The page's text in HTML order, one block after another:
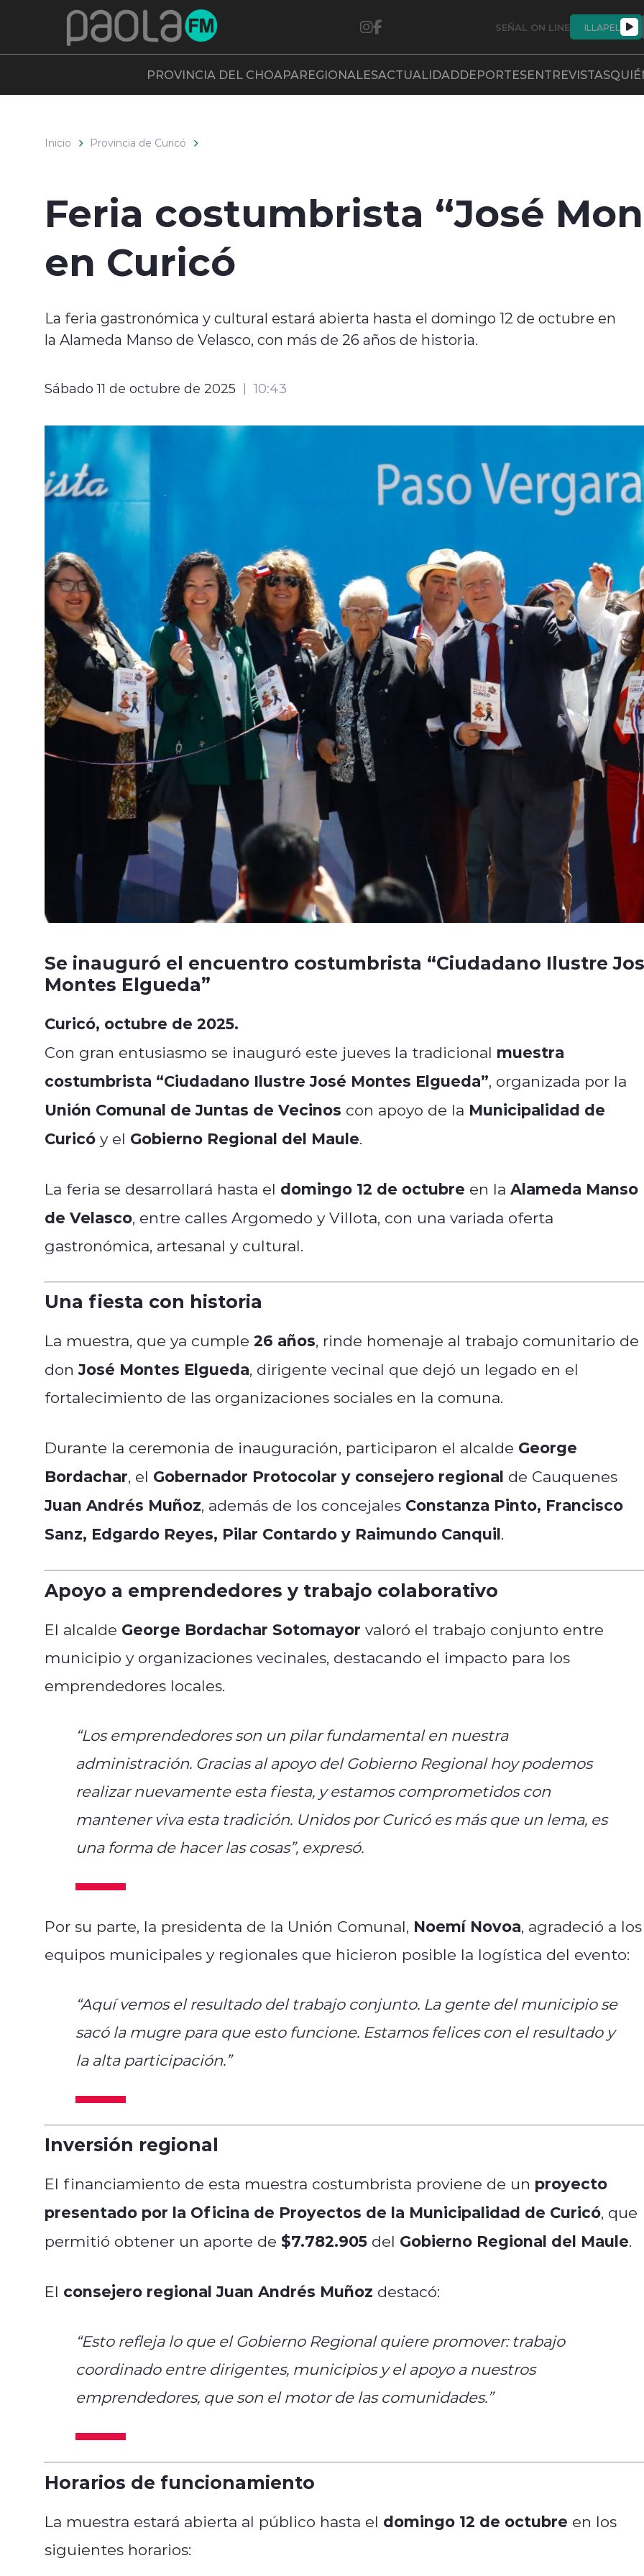
SEÑAL ON LINE ILLAPEL
PROVINCIA DEL CHOAPAREGIONALESACTUALIDADDEPORTESENTREVISTAS
Inicio Provincia de Curicó
Feria costumbrista “José
en Curicó
La feria gastronómica y cultural estará abierta hasta el domingo 12 de octubre en
la Alameda Manso de Velasco, con más de 26 años de historia.
Sábado 11 de octubre de 2025 10:43
Se inauguró el encuentro costumbrista “Ciudadano Ilustre
Montes Elgueda”
Curicó, octubre de 2025.
Con gran entusiasmo se inauguró este jueves la tradicional muestra
costumbrista “Ciudadano Ilustre José Montes Elgueda”, organizada por la
Unión Comunal de Juntas de Vecinos con apoyo de la Municipalidad de
Curicó y el Gobierno Regional del Maule.
La feria se desarrollará hasta el domingo 12 de octubre en la Alameda Manso
de Velasco, entre calles Argomedo y Villota, con una variada oferta
gastronómica, artesanal y cultural.
Una fiesta con historia
La muestra, que ya cumple 26 años, rinde homenaje al trabajo comunitario de
donJosé Montes Elgueda, dirigente vecinal que dejó un legado en el
fortalecimiento de las organizaciones sociales en la comuna.
Durante la ceremonia de inauguración, participaron el alcalde George
Bordachar, el Gobernador Protocolar y consejero regional de Cauquenes
Juan Andrés Muñoz, además de los concejales Constanza Pinto, Francisco
Sanz, Edgardo Reyes, Pilar Contardo y Raimundo Canquil.
Apoyo a emprendedores y trabajo colaborativo
El alcalde George Bordachar Sotomayor valoró el trabajo conjunto entre
municipio y organizaciones vecinales, destacando el impacto para los
emprendedores locales.
“Los emprendedores son un pilar fundamental en nuestra
administración. Gracias al apoyo del Gobierno Regional hoy podemos
realizar nuevamente esta fiesta, y estamos comprometidos con
mantener viva esta tradición. Unidos por Curicó es más que un lema, es
una forma de hacer las cosas”,expresó.
Por su parte, la presidenta de la Unión Comunal, Noemí Novoa, agradeció a los
equipos municipales y regionales que hicieron posible la logística del evento:
“Aquí vemos el resultado del trabajo conjunto. La gente del municipio se
sacó la mugre para que esto funcione. Estamos felices con el resultado y
la alta participación.”
Inversión regional
El financiamiento de esta muestra costumbrista proviene de un proyecto
presentado por la Oficina de Proyectos de la Municipalidad de Curicó, que
permitió obtener un aporte de $7.782.905 del Gobierno Regional del Maule.
El consejero regional Juan Andrés Muñoz destacó:
“Esto refleja lo que el Gobierno Regional quiere promover: trabajo
coordinado entre dirigentes, municipios y el apoyo a nuestros
emprendedores, que son el motor de las comunidades.”
Horarios de funcionamiento
La muestra estará abierta al público hasta el domingo 12 de octubre en los
siguientes horarios: